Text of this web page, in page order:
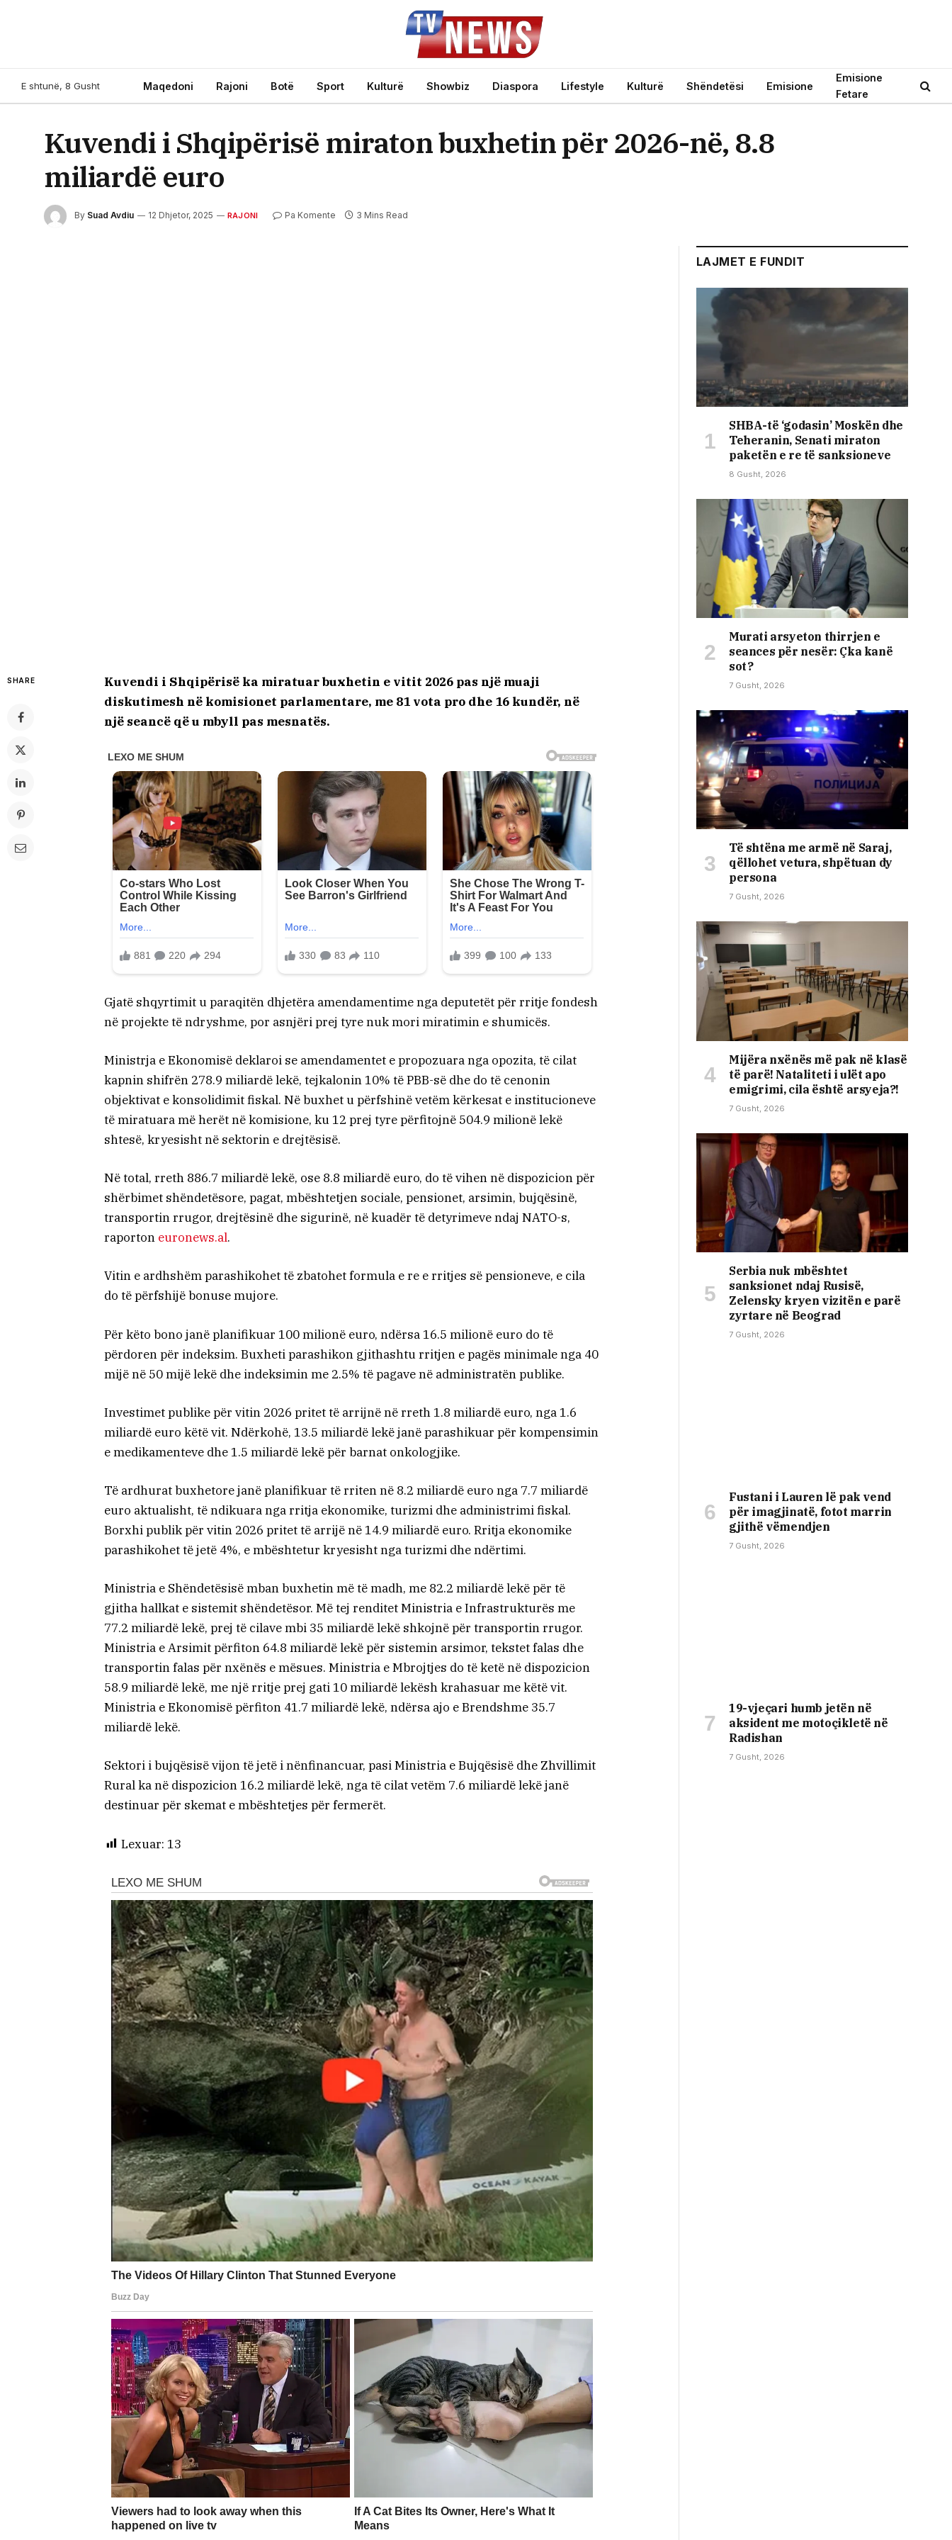
E shtunë, 8 Gusht Maqedoni Rajoni Botë Sport Kulturë Showbiz Diaspora Lifestyle Kulturë Shëndetësi Emisione
Emisione
Fetare
Kuvendi i Shqipërisë miraton buxhetin për 2026-në, 8.8
miliardë euro
By Suad Avdiu 12 Dhjetor, 2025 RAJONI Pa Komente 3 Mins Read
SHARE
Kuvendi i Shqipërisë ka miratuar buxhetin e vitit 2026 pas një muaji
diskutimesh në komisionet parlamentare, me 81 vota pro dhe 16 kundër, në
një seancë që u mbyll pas mesnatës.
Gjatë shqyrtimit u paraqitën dhjetëra amendamentime nga deputetët për rritje fondesh
në projekte të ndryshme, por asnjëri prej tyre nuk mori miratimin e shumicës.
Ministrja e Ekonomisë deklaroi se amendamentet e propozuara nga opozita, të cilat
kapnin shifrën 278.9 miliardë lekë, tejkalonin 10% të PBB-së dhe do të cenonin
objektivat e konsolidimit fiskal. Në buxhet u përfshinë vetëm kërkesat e institucioneve
të miratuara më herët në komisione, ku 12 prej tyre përfitojnë 504.9 milionë lekë
shtesë, kryesisht në sektorin e drejtësisë.
Në total, rreth 886.7 miliardë lekë, ose 8.8 miliardë euro, do të vihen në dispozicion për
shërbimet shëndetësore, pagat, mbështetjen sociale, pensionet, arsimin, bujqësinë,
transportin rrugor, drejtësinë dhe sigurinë, në kuadër të detyrimeve ndaj NATO-s,
raporton euronews.al.
Vitin e ardhshëm parashikohet të zbatohet formula e re e rritjes së pensioneve, e cila
do të përfshijë bonuse mujore.
Për këto bono janë planifikuar 100 milionë euro, ndërsa 16.5 milionë euro do të
përdoren për indeksim. Buxheti parashikon gjithashtu rritjen e pagës minimale nga 40
mijë në 50 mijë lekë dhe indeksimin me 2.5% të pagave në administratën publike.
Investimet publike për vitin 2026 pritet të arrijnë në rreth 1.8 miliardë euro, nga 1.6
miliardë euro këtë vit. Ndërkohë, 13.5 miliardë lekë janë parashikuar për kompensimin
e medikamenteve dhe 1.5 miliardë lekë për barnat onkologjike.
Të ardhurat buxhetore janë planifikuar të rriten në 8.2 miliardë euro nga 7.7 miliardë
euro aktualisht, të ndikuara nga rritja ekonomike, turizmi dhe administrimi fiskal.
Borxhi publik për vitin 2026 pritet të arrijë në 14.9 miliardë euro. Rritja ekonomike
parashikohet të jetë 4%, e mbështetur kryesisht nga turizmi dhe ndërtimi.
Ministria e Shëndetësisë mban buxhetin më të madh, me 82.2 miliardë lekë për të
gjitha hallkat e sistemit shëndetësor. Më tej renditet Ministria e Infrastrukturës me
77.2 miliardë lekë, prej të cilave mbi 35 miliardë lekë shkojnë për transportin rrugor.
Ministria e Arsimit përfiton 64.8 miliardë lekë për sistemin arsimor, tekstet falas dhe
transportin falas për nxënës e mësues. Ministria e Mbrojtjes do të ketë në dispozicion
58.9 miliardë lekë, me një rritje prej gati 10 miliardë lekësh krahasuar me këtë vit.
Ministria e Ekonomisë përfiton 41.7 miliardë lekë, ndërsa ajo e Brendshme 35.7
miliardë lekë.
Sektori i bujqësisë vijon të jetë i nënfinancuar, pasi Ministria e Bujqësisë dhe Zhvillimit
Rural ka në dispozicion 16.2 miliardë lekë, nga të cilat vetëm 7.6 miliardë lekë janë
destinuar për skemat e mbështetjes për fermerët.
Lexuar: 13
LAJMET E FUNDIT
SHBA-të ‘godasin’ Moskën dhe
Teheranin, Senati miraton
paketën e re të sanksioneve
8 Gusht, 2026
Murati arsyeton thirrjen e
seances për nesër: Çka kanë
sot?
7 Gusht, 2026
Të shtëna me armë në Saraj,
qëllohet vetura, shpëtuan dy
persona
7 Gusht, 2026
Mijëra nxënës më pak në klasë
të parë! Nataliteti i ulët apo
emigrimi, cila është arsyeja?!
7 Gusht, 2026
Serbia nuk mbështet
sanksionet ndaj Rusisë,
Zelensky kryen vizitën e parë
zyrtare në Beograd
7 Gusht, 2026
Fustani i Lauren lë pak vend
për imagjinatë, fotot marrin
gjithë vëmendjen
7 Gusht, 2026
19-vjeçari humb jetën në
aksident me motoçikletë në
Radishan
7 Gusht, 2026